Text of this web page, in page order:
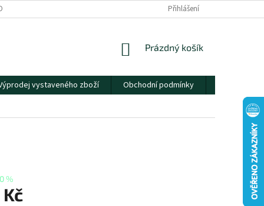
ÚDAJŮ Přihlášení
NÁKUPNÍ
Prázdný košík
vystaveného zboží Obchodní podmínky
%